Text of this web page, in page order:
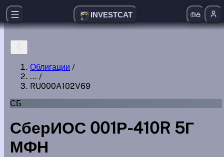
INVESTCAT
Облигации /
... /
RU000A102V69
СБ
СберИОС 001Р-410R 5Г
МФН